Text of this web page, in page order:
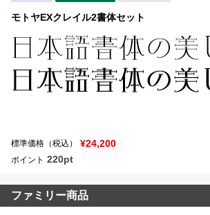
モトヤEXクレイル2書体セット
標準価格（税込） ¥24,200
ポイント 220pt
ファミリー商品